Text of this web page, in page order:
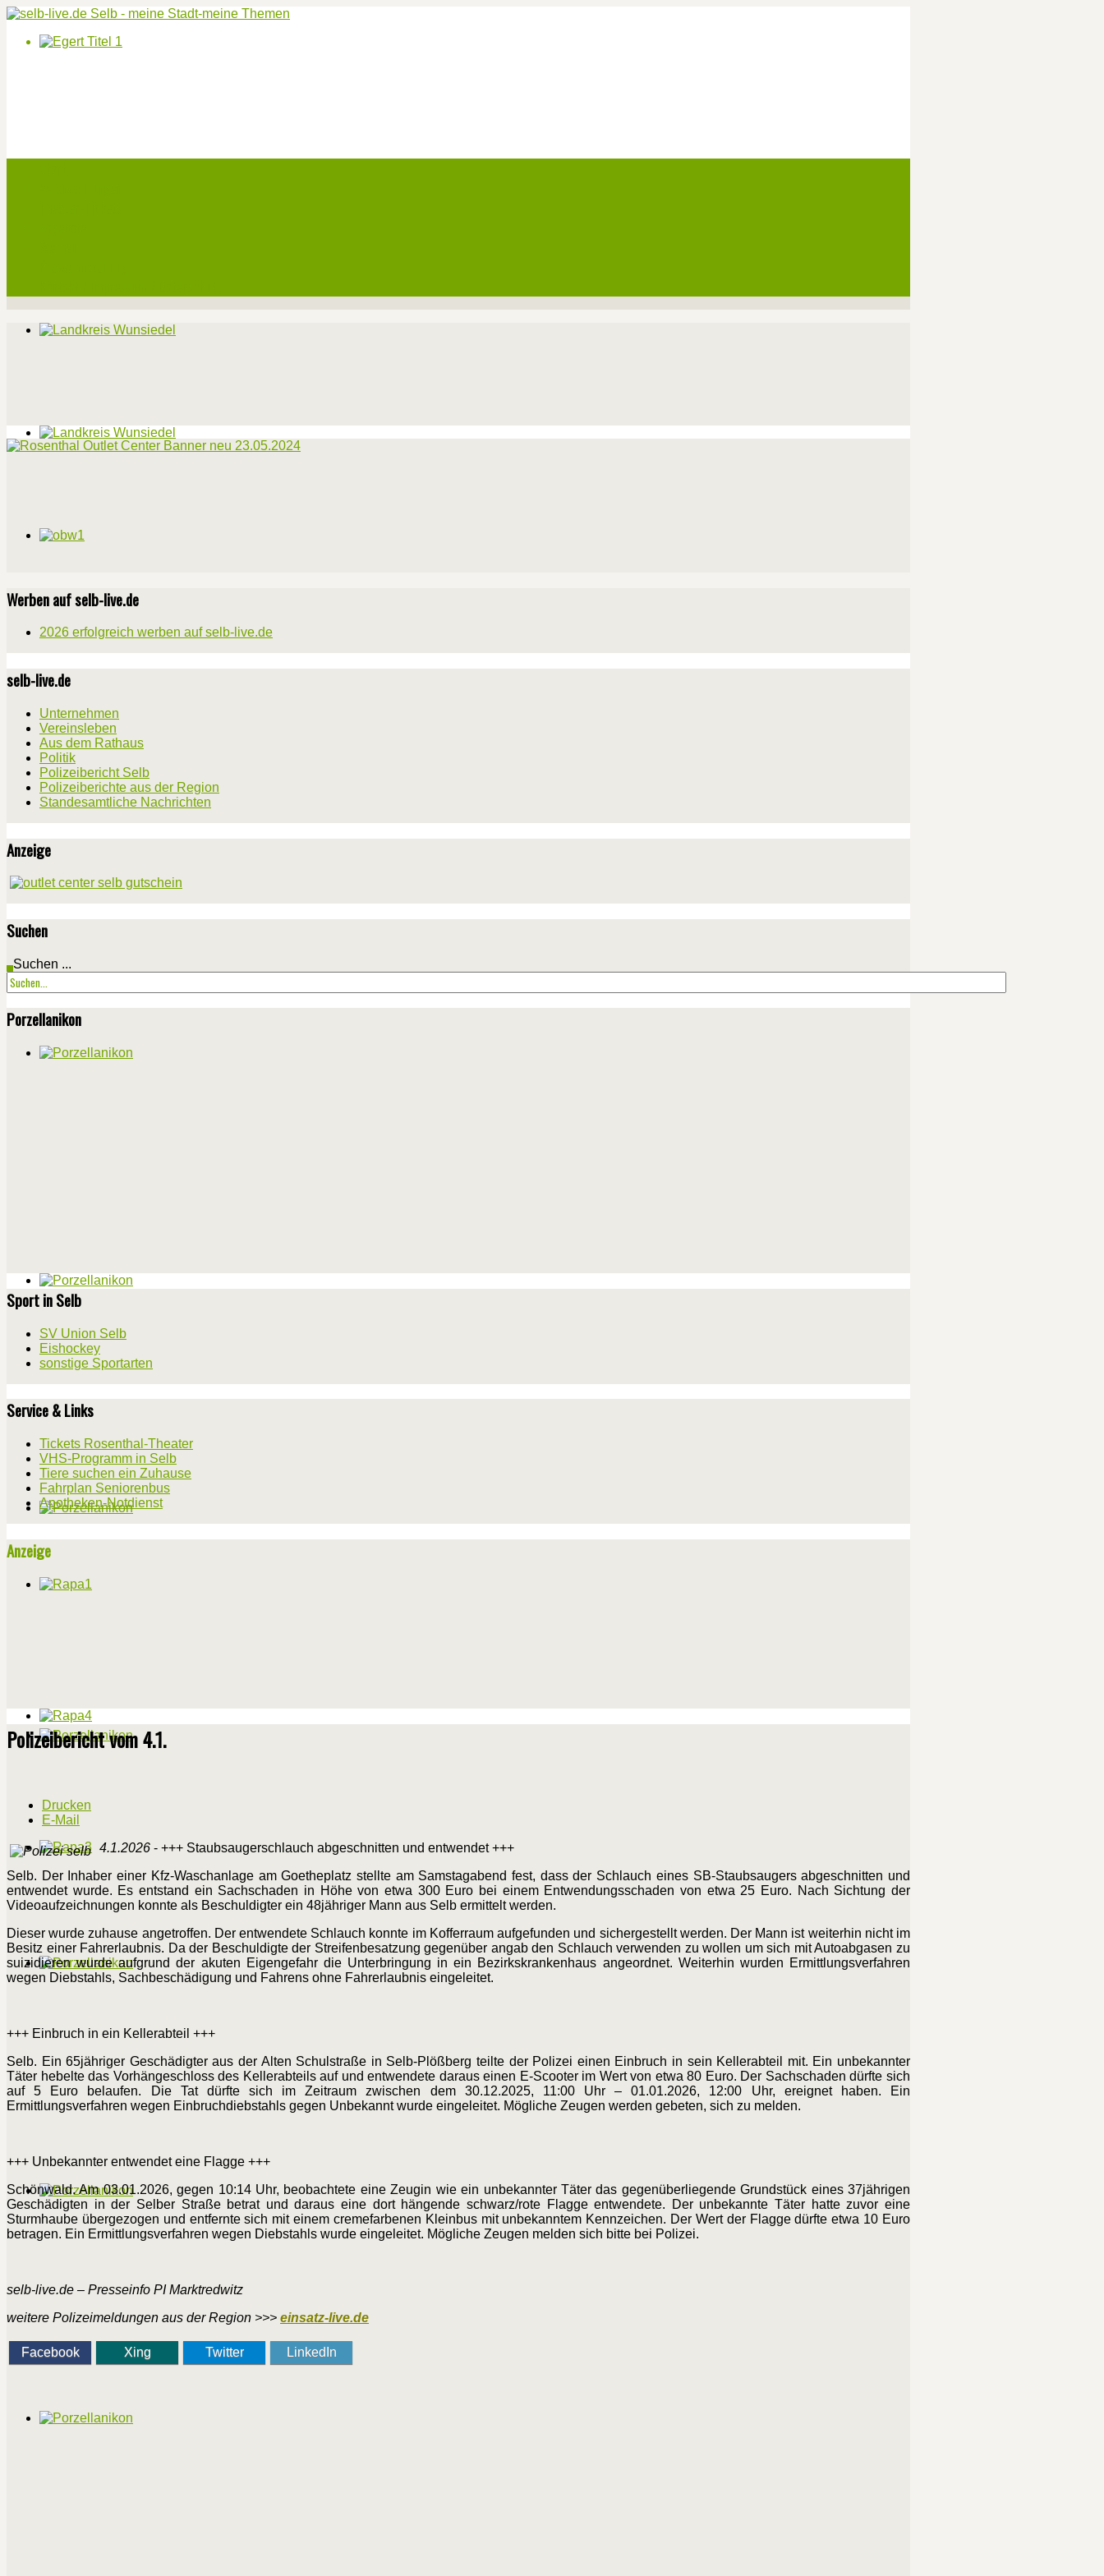
Werben auf selb-live.de
2026 erfolgreich werben auf selb-live.de
selb-live.de
Unternehmen
Vereinsleben
Aus dem Rathaus
Politik
Polizeibericht Selb
Polizeiberichte aus der Region
Standesamtliche Nachrichten
Anzeige
Suchen
Suchen ...
Porzellanikon
Sport in Selb
SV Union Selb
Eishockey
sonstige Sportarten
Service & Links
Tickets Rosenthal-Theater
VHS-Programm in Selb
Tiere suchen ein Zuhause
Fahrplan Seniorenbus
Apotheken-Notdienst
Anzeige
Polizeibericht vom 4.1.
Drucken
E-Mail
4.1.2026 - +++ Staubsaugerschlauch abgeschnitten und entwendet +++
Selb. Der Inhaber einer Kfz-Waschanlage am Goetheplatz stellte am Samstagabend fest, dass der Schlauch eines SB-Staubsaugers abgeschnitten und
entwendet wurde. Es entstand ein Sachschaden in Höhe von etwa 300 Euro bei einem Entwendungsschaden von etwa 25 Euro. Nach Sichtung der
Videoaufzeichnungen konnte als Beschuldigter ein 48jähriger Mann aus Selb ermittelt werden.
Dieser wurde zuhause angetroffen. Der entwendete Schlauch konnte im Kofferraum aufgefunden und sichergestellt werden. Der Mann ist weiterhin nicht im
Besitz einer Fahrerlaubnis. Da der Beschuldigte der Streifenbesatzung gegenüber angab den Schlauch verwenden zu wollen um sich mit Autoabgasen zu
suizidieren wurde aufgrund der akuten Eigengefahr die Unterbringung in ein Bezirkskrankenhaus angeordnet. Weiterhin wurden Ermittlungsverfahren
wegen Diebstahls, Sachbeschädigung und Fahrens ohne Fahrerlaubnis eingeleitet.
+++ Einbruch in ein Kellerabteil +++
Selb. Ein 65jähriger Geschädigter aus der Alten Schulstraße in Selb-Plößberg teilte der Polizei einen Einbruch in sein Kellerabteil mit. Ein unbekannter
Täter hebelte das Vorhängeschloss des Kellerabteils auf und entwendete daraus einen E-Scooter im Wert von etwa 80 Euro. Der Sachschaden dürfte sich
auf 5 Euro belaufen. Die Tat dürfte sich im Zeitraum zwischen dem 30.12.2025, 11:00 Uhr – 01.01.2026, 12:00 Uhr, ereignet haben. Ein
Ermittlungsverfahren wegen Einbruchdiebstahls gegen Unbekannt wurde eingeleitet. Mögliche Zeugen werden gebeten, sich zu melden.
+++ Unbekannter entwendet eine Flagge +++
Schönwald. Am 03.01.2026, gegen 10:14 Uhr, beobachtete eine Zeugin wie ein unbekannter Täter das gegenüberliegende Grundstück eines 37jährigen
Geschädigten in der Selber Straße betrat und daraus eine dort hängende schwarz/rote Flagge entwendete. Der unbekannte Täter hatte zuvor eine
Sturmhaube übergezogen und entfernte sich mit einem cremefarbenen Kleinbus mit unbekanntem Kennzeichen. Der Wert der Flagge dürfte etwa 10 Euro
betragen. Ein Ermittlungsverfahren wegen Diebstahls wurde eingeleitet. Mögliche Zeugen melden sich bitte bei Polizei.
selb-live.de – Presseinfo PI Marktredwitz
weitere Polizeimeldungen aus der Region >>> einsatz-live.de
Facebook Xing Twitter LinkedIn